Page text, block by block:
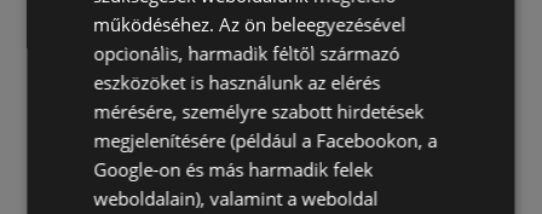
Petofi Sándor utca 18.
7285 Tab
AJÁNLATOK: 0
AKCIÓS ÚJSÁGOK: 0
TÁVOLSÁG: 166,15 km
működéséhez. Az ön beleegyezésével
opcionális, harmadik féltől származó
eszközöket is használunk az elérés
mérésére, személyre szabott hirdetések
megjelenítésére (például a Facebookon, a
Google-on és más harmadik felek
weboldalain), valamint a weboldal